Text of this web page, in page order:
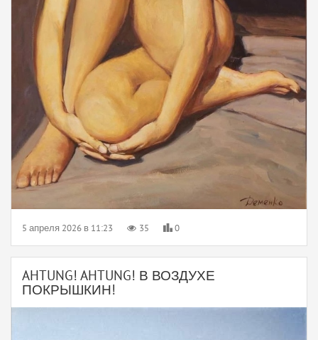
5 апреля 2026 в 11:23 35 0
AHTUNG! AHTUNG! В ВОЗДУХЕ
ПОКРЫШКИН!